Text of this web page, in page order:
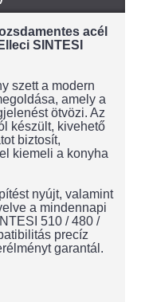
acél
SINTESI
szett a modern
amely a
ötvözi. Az
készült, kivehető
biztosít,
kiemeli a konyha
nyújt, valamint
a mindennapi
510 / 480 /
precíz
garantál.